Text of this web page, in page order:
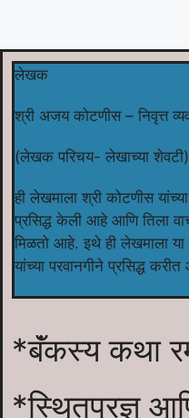
लेखक
श्री अजय कोटणीस – निवृत्त
(लेखक परिचय- लेखाच्या शेवटी)
ही लेखमाला श्री कोटणीस
प्रसिद्ध केली आहे आणि तिला
मिळतो आहे. इथे ही लेखमाला या
यांच्या परवानगीने प्रसिद्ध
*बॅंकस्य कथा
*स्थितप्रज्ञ